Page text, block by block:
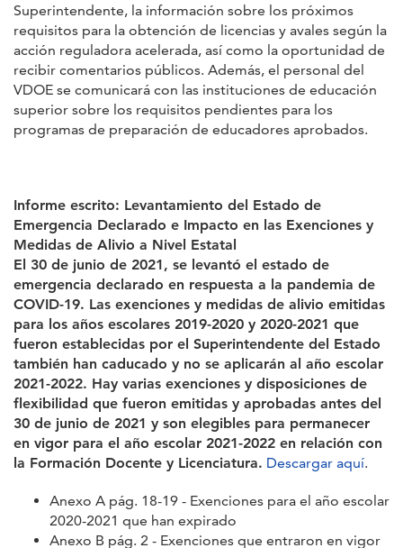
Superintendente, la información sobre los próximos
requisitos para la obtención de licencias y avales según la
acción reguladora acelerada, así como la oportunidad de
recibir comentarios públicos. Además, el personal del
VDOE se comunicará con las instituciones de educación
superior sobre los requisitos pendientes para los
programas de preparación de educadores aprobados.
Informe escrito: Levantamiento del Estado de
Emergencia Declarado e Impacto en las Exenciones y
Medidas de Alivio a Nivel Estatal
El 30 de junio de 2021, se levantó el estado de
emergencia declarado en respuesta a la pandemia de
COVID-19. Las exenciones y medidas de alivio emitidas
para los años escolares 2019-2020 y 2020-2021 que
fueron establecidas por el Superintendente del Estado
también han caducado y no se aplicarán al año escolar
2021-2022. Hay varias exenciones y disposiciones de
flexibilidad que fueron emitidas y aprobadas antes del
30 de junio de 2021 y son elegibles para permanecer
en vigor para el año escolar 2021-2022 en relación con
la Formación Docente y Licenciatura. Descargar aquí.
Anexo A pág. 18-19 - Exenciones para el año escolar
2020-2021 que han expirado
Anexo B pág. 2 - Exenciones que entraron en vigor